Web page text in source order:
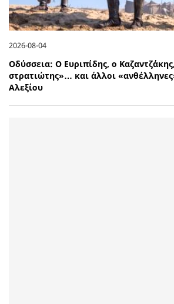
2026-08-04
Οδύσσεια: Ο Ευριπίδης, ο
στρατιώτης»… και άλλοι
Αλεξίου